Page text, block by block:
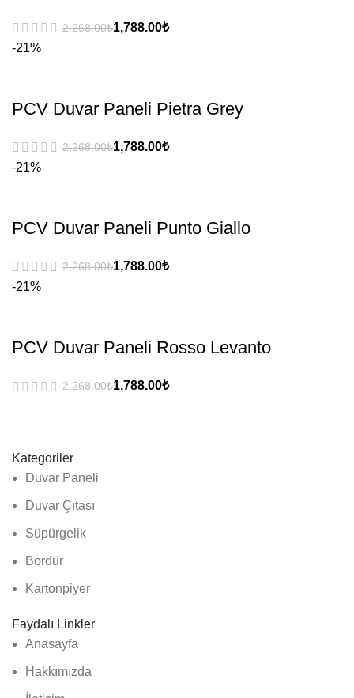
₺
₺
-21%
PCV Duvar Paneli Pietra Grey
₺
₺
-21%
PCV Duvar Paneli Punto Giallo
₺
₺
-21%
PCV Duvar Paneli Rosso Levanto
₺ ₺
Kategoriler
Duvar Paneli
Duvar Çıtası
Süpürgelik
Bordür
Kartonpiyer
Faydalı Linkler
Anasayfa
Hakkımızda